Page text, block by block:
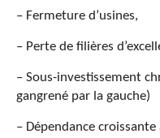
– Fermeture d’usines,
– Perte de filières
– Sous-investissement
gangrené par la gauche)
– Dépendance